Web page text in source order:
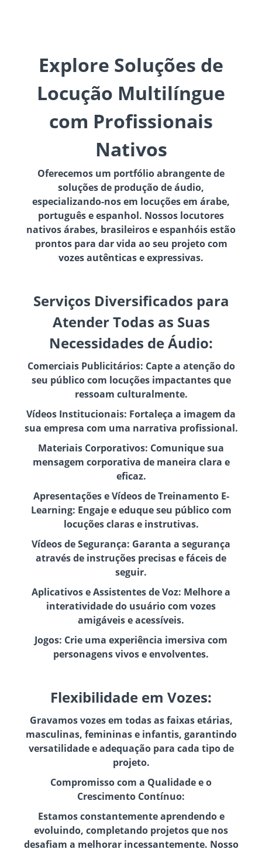
Explore Soluções de
Locução Multilíngue
com Profissionais
Nativos
Oferecemos um portfólio abrangente de
soluções de produção de áudio,
especializando-nos em locuções em árabe,
português e espanhol. Nossos locutores
nativos árabes, brasileiros e espanhóis estão
prontos para dar vida ao seu projeto com
vozes autênticas e expressivas.
Serviços Diversificados para
Atender Todas as Suas
Necessidades de Áudio:
Comerciais Publicitários: Capte a atenção do
seu público com locuções impactantes que
ressoam culturalmente.
Vídeos Institucionais: Fortaleça a imagem da
sua empresa com uma narrativa profissional.
Materiais Corporativos: Comunique sua
mensagem corporativa de maneira clara e
eficaz.
Apresentações e Vídeos de Treinamento E-
Learning: Engaje e eduque seu público com
locuções claras e instrutivas.
Vídeos de Segurança: Garanta a segurança
através de instruções precisas e fáceis de
seguir.
Aplicativos e Assistentes de Voz: Melhore a
interatividade do usuário com vozes
amigáveis e acessíveis.
Jogos: Crie uma experiência imersiva com
personagens vivos e envolventes.
Flexibilidade em Vozes:
Gravamos vozes em todas as faixas etárias,
masculinas, femininas e infantis, garantindo
versatilidade e adequação para cada tipo de
projeto.
Compromisso com a Qualidade e o
Crescimento Contínuo:
Estamos constantemente aprendendo e
evoluindo, completando projetos que nos
desafiam a melhorar incessantemente. Nosso